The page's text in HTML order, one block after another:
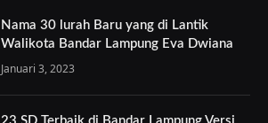
Nama 30 lurah Baru yang di Lantik
Walikota Bandar Lampung Eva Dwiana
Januari 3, 2023